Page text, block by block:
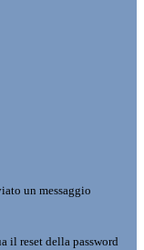
un messaggio
il reset della password